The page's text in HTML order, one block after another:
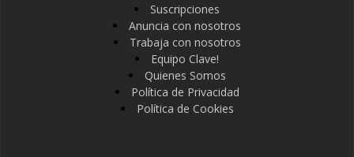
Suscripciones
Anuncia con nosotros
Trabaja con nosotros
Equipo Clave!
Quienes Somos
Política de Privacidad
Política de Cookies